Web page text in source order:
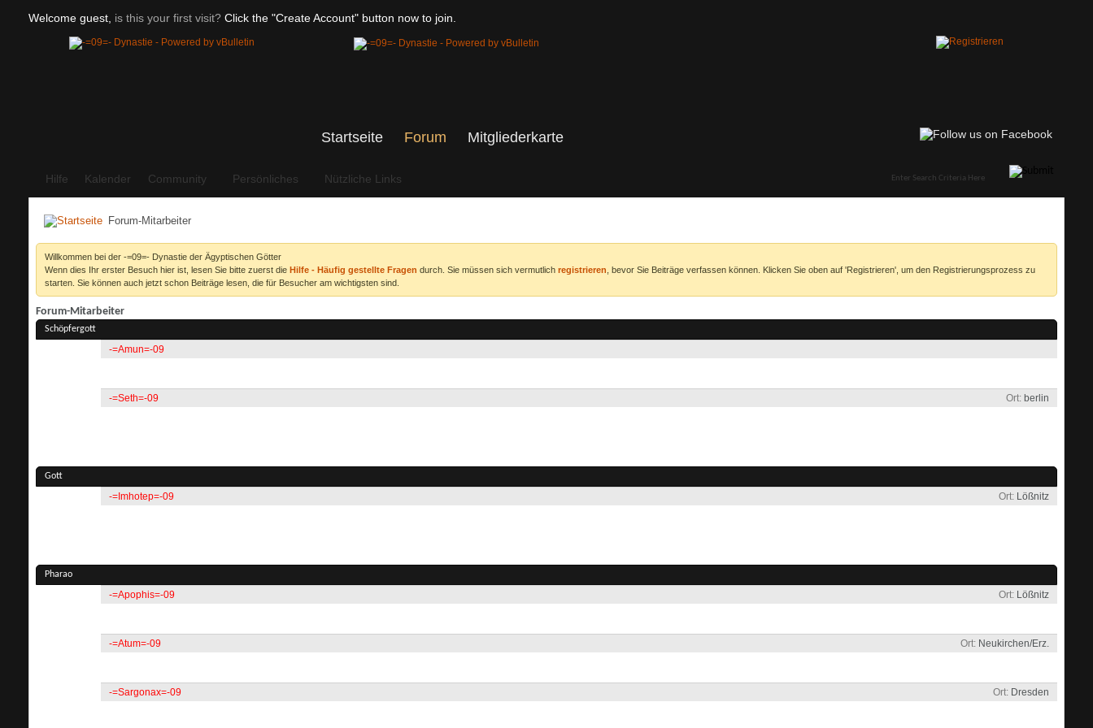
Welcome guest, is this your first visit? Click the "Create Account" button now to join.
Startseite Forum
Hilfe Kalender Community Persönliches Nützliche Links
Mitgliederkarte
Forum-Mitarbeiter
Willkommen bei der -=09=- Dynastie der Ägyptischen Götter
Wenn dies Ihr erster Besuch hier ist, lesen Sie bitte zuerst die Hilfe - Häufig gestellte Fragen durch. Sie müssen sich vermutlich registrieren , bevor Sie Beiträge verfassen können. Klicken Sie oben auf 'Registrieren', um den Registrierungsprozess zu
starten. Sie können auch jetzt schon Beiträge lesen, die für Besucher am wichtigsten sind.
Forum-Mitarbeiter
Schöpfergott
-=Amun=-09
Ort berlin
-=Seth=-09
Gott
Ort Lößnitz
-=Imhotep=-09
Pharao
Ort Lößnitz
-=Apophis=-09
Ort Neukirchen/Erz.
-=Atum=-09
Ort Dresden
-=Sargonax=-09